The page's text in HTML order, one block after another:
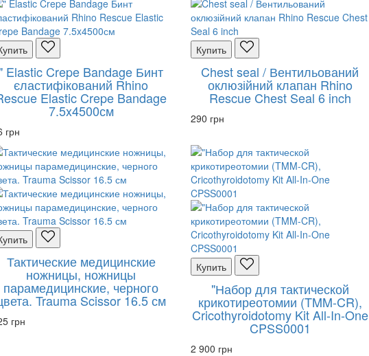
" Elastic Crepe Bandage Бинт
єластифікований Rhino
Elastic Crepe Bandage
7.5x4500см
грн
Купить
Chest seal / Вентильований
оклюзійний клапан Rhino
Rescue Chest Seal 6 inch
290 грн
Тактические медицинские
ножницы, ножницы
парамедицинские, черного
Trauma Scissor 16.5 см
грн
Купить
"Набор для тактической
крикотиреотомии (TMM-CR),
Cricothyroidotomy Kit All-In-One
CPSS0001
2 900 грн